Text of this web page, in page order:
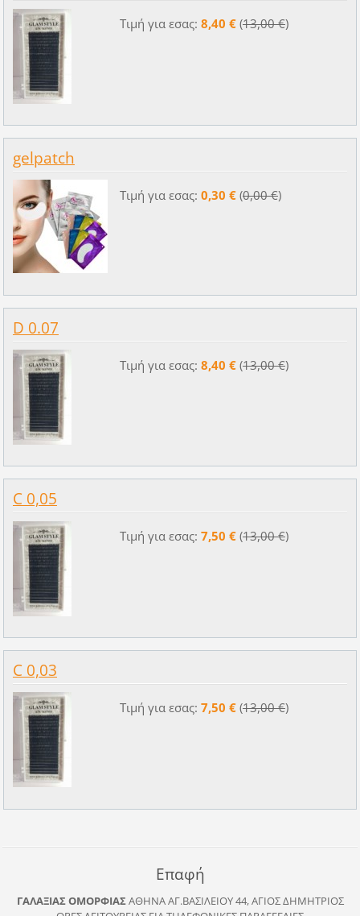
Τιμή για εσας: 8,40 €(13,00 €)
gelpatch
Τιμή για εσας: 0,30 €(0,00 €)
D 0.07
Τιμή για εσας: 8,40 €(13,00 €)
C 0,05
Τιμή για εσας: 7,50 €(13,00 €)
C 0,03
Τιμή για εσας: 7,50 €(13,00 €)
Επαφή
ΓΑΛΑΞΙΑΣ ΟΜΟΡΦΙΑΣΑΘΗΝΑΑΓ.ΒΑΣΙΛΕΙΟΥ 44, ΑΓΙΟΣ ΔΗΜΗΤΡΙΟΣ